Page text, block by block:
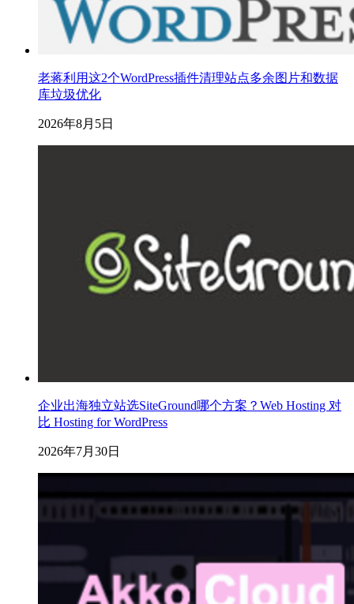
老蒋利用这2个WordPress插件清理站点多余图片和数据
库垃圾优化
2026年8月5日
企业出海独立站选SiteGround哪个方案？Web Hosting 对
比 Hosting for WordPress
2026年7月30日